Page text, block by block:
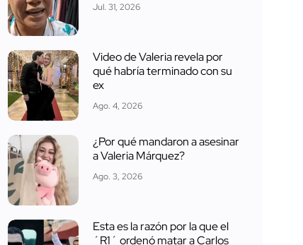
Jul. 31, 2026
Video de Valeria revela por
qué habría terminado con su
ex
Ago. 4, 2026
¿Por qué mandaron a asesinar
a Valeria Márquez?
Ago. 3, 2026
Esta es la razón por la que el
´R1´ ordenó matar a Carlos